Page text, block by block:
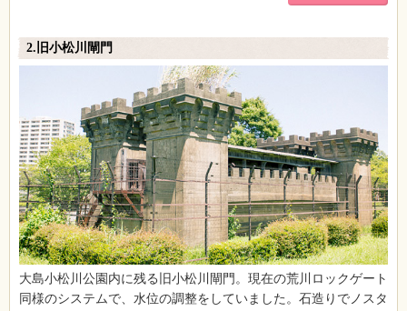
2.旧小松川閘門
大島小松川公園内に残る旧小松川閘門。現在の荒川ロックゲート
同様のシステムで、水位の調整をしていました。石造りでノスタ